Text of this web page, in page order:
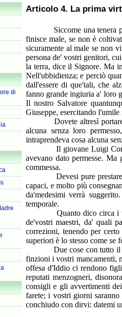
di
Articolo 4. La prima
Siccome una tenera
finisce male, se non è
sicuramente al male se non
persona de' vostri genitori,
la terra, dice il Signore. Ma
Nell'ubbidienza; e perciò
dall'essere di que'tali, che
fanno grande ingiuria a' loro
Il nostro Salvatore
Giuseppe, esercitando
Dovete altresì portare
alcuna senza loro
intraprendeva cosa alcuna
Il giovane Luigi Comollo
avevano dato permesse. Ma
commessa.
Devesi pure prestare
capaci, e molto più
da'medesimi verrà
temporale.
Quanto dico circa i vostri
de'vostri maestri, da' quali
correzioni, tenendo per
superiori è lo stesso come se
Due cose con tutto il
finzioni i vostri mancamenti,
offesa d'Iddio ci rendono
reputati menzogneri,
consigli e gli avvertimenti
farete; i vostri giorni
conchiudo con dirvi: datemi